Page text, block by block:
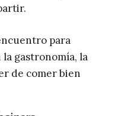
para
gastronomía, la
de comer bien